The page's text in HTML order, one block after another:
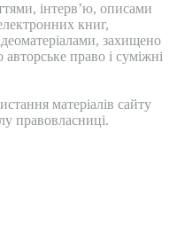
інтерв’ю, описами
книг,
захищено
право і суміжні
матеріалів сайту
правовласниці.